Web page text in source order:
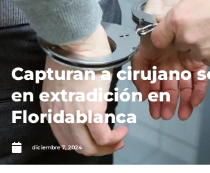
Capturan a cirujano
en extradición en
Floridablanca
diciembre 7, 2024